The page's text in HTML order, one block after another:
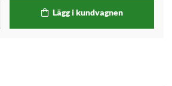
Lägg i kundvagnen